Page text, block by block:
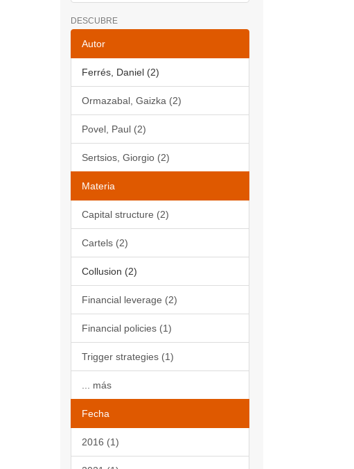
DESCUBRE
Autor
Ferrés, Daniel (2)
Ormazabal, Gaizka (2)
Povel, Paul (2)
Sertsios, Giorgio (2)
Materia
Capital structure (2)
Cartels (2)
Collusion (2)
Financial leverage (2)
Financial policies (1)
Trigger strategies (1)
... más
Fecha
2016 (1)